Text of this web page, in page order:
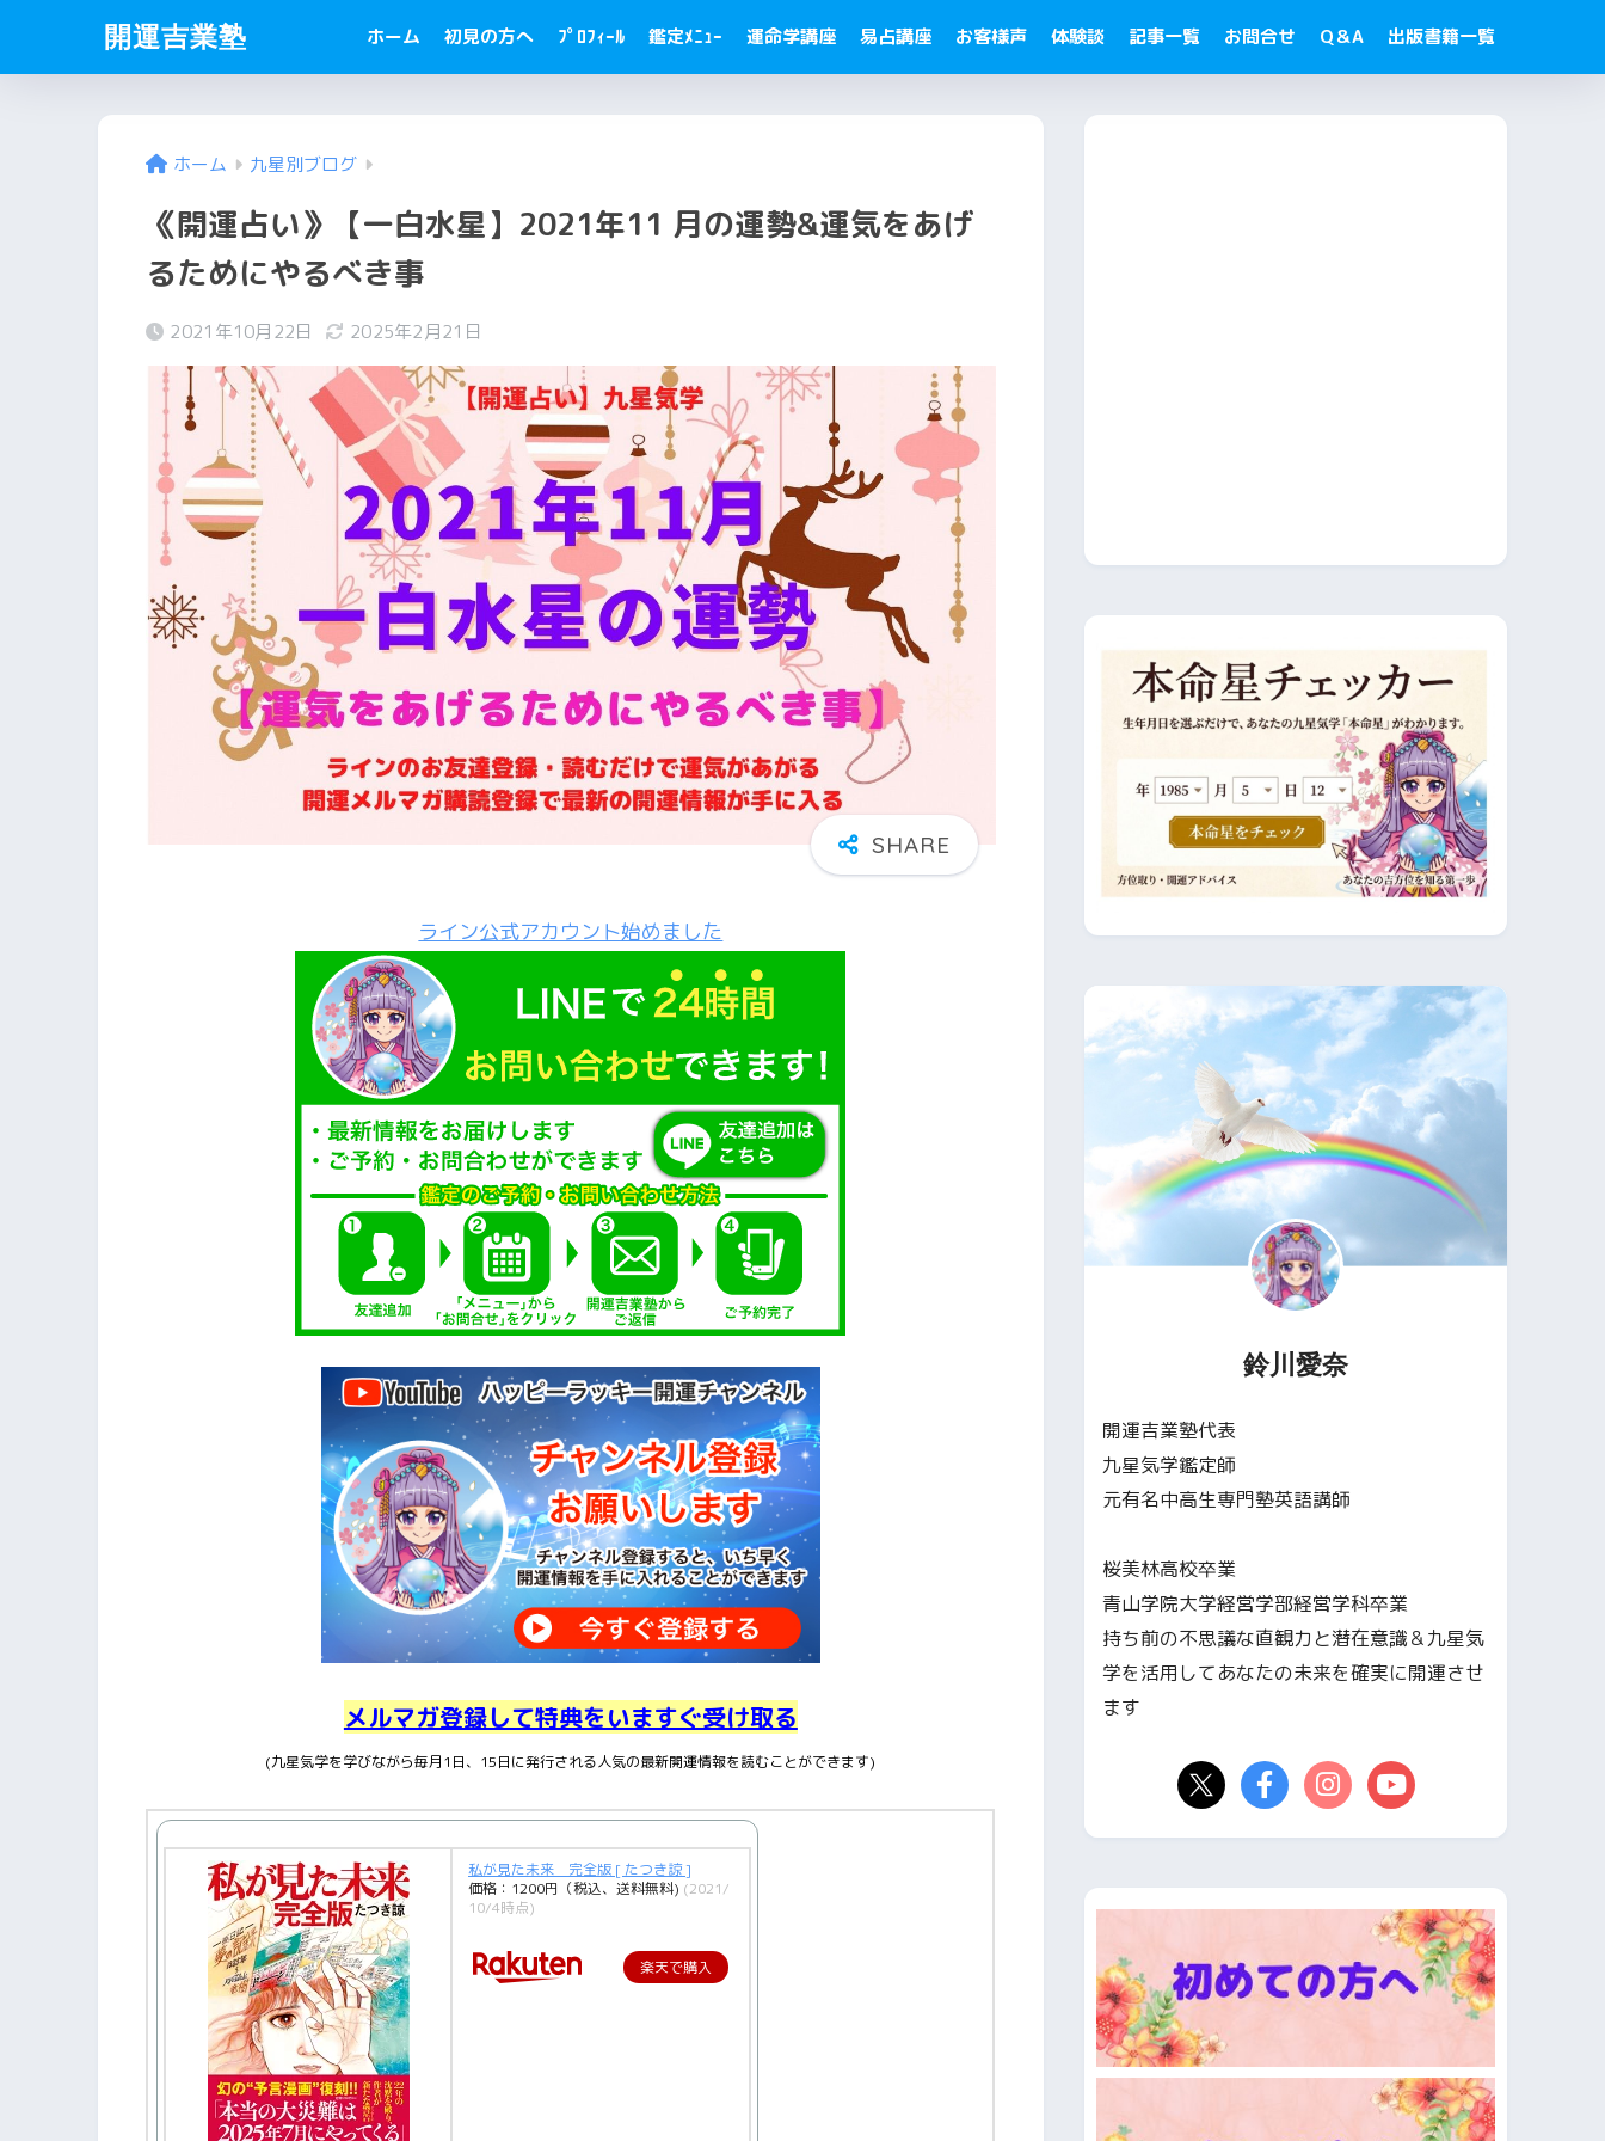
開運吉業塾 ホーム 初見の方へ ﾌﾟﾛﾌｨｰﾙ 鑑定ﾒﾆｭｰ 運命学講座 易占講座 お客様声 体験談 記事一覧 お問合せ Q＆A 出版書籍一覧
ホーム 九星別ブログ
《開運占い》【一白水星】2021年11 月の運勢&運気をあげ
るためにやるべき事
2021年10月22日 2025年2月21日
ライン公式アカウント始めました
メルマガ登録して特典をいますぐ受け取る
(九星気学を学びながら毎月1日、15日に発行される人気の最新開運情報を読むことができます)
私が見た未来 完全版 [ たつき諒 ]
価格：1200円（税込、送料無料) (2021/
10/4時点)
楽天で購入
鈴川愛奈
開運吉業塾代表
九星気学鑑定師
元有名中高生専門塾英語講師
桜美林高校卒業
青山学院大学経営学部経営学科卒業
持ち前の不思議な直観力と潜在意識＆九星気
学を活用してあなたの未来を確実に開運させ
ます